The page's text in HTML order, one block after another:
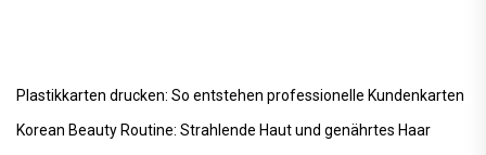
Plastikkarten drucken: So entstehen professionelle Kundenkarten
Korean Beauty Routine: Strahlende Haut und genährtes Haar